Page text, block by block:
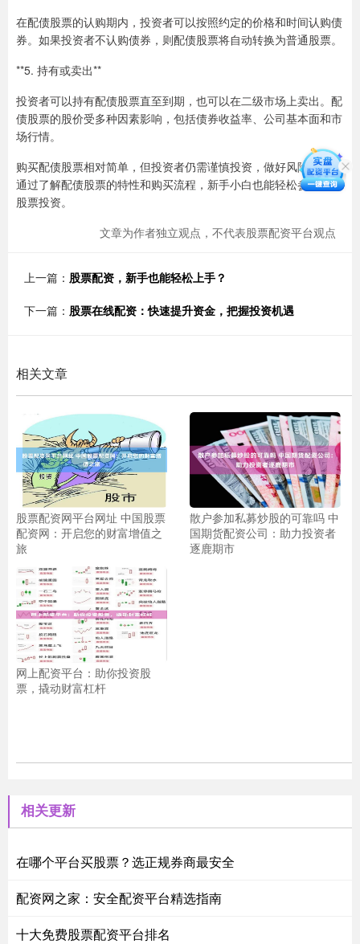
在配债股票的认购期内，投资者可以按照约定的价格和时间认购债
券。如果投资者不认购债券，则配债股票将自动转换为普通股票。
**5. 持有或卖出**
投资者可以持有配债股票直至到期，也可以在二级市场上卖出。配
债股票的股价受多种因素影响，包括债券收益率、公司基本面和市
场行情。
购买配债股票相对简单，但投资者仍需谨慎投资，做好风险评估。
通过了解配债股票的特性和购买流程，新手小白也能轻松参与配债
股票投资。
文章为作者独立观点，不代表股票配资平台观点
上一篇： 股票配资，新手也能轻松上手？
下一篇： 股票在线配资：快速提升资金，把握投资机遇
相关文章
股票配资网平台网址 中国股票
配资网：开启您的财富增值之
旅
散户参加私募炒股的可靠吗 中
国期货配资公司：助力投资者
逐鹿期市
网上配资平台：助你投资股
票，撬动财富杠杆
相关更新
在哪个平台买股票？选正规券商最安全
配资网之家：安全配资平台精选指南
十大免费股票配资平台排名